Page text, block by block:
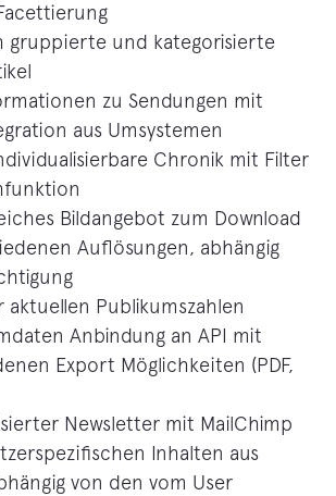
gruppierte und kategorisierte
zu Sendungen mit
aus Umsystemen
Chronik mit Filter
Bildangebot zum Download
Auflösungen, abhängig
aktuellen Publikumszahlen
Anbindung an API mit
Export Möglichkeiten (PDF,
Newsletter mit MailChimp
Inhalten aus
von den vom User